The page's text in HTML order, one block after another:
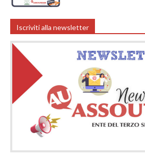
Iscriviti alla newsletter